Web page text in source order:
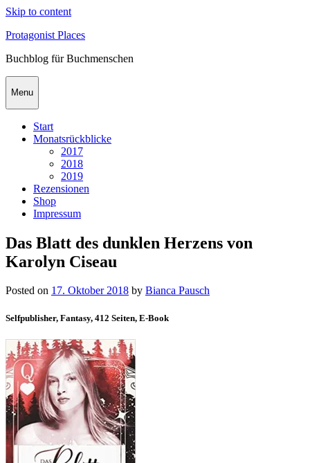
Skip to content
Protagonist Places
Buchblog für Buchmenschen
Menu
Start
Monatsrückblicke
2017
2018
2019
Rezensionen
Shop
Impressum
Das Blatt des dunklen Herzens von
Karolyn Ciseau
Posted on 17. Oktober 2018 by Bianca Pausch
Selfpublisher, Fantasy, 412 Seiten, E-Book